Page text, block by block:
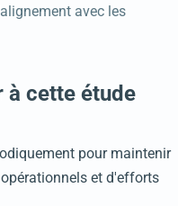
avec les
à cette étude
pour maintenir
et d'efforts